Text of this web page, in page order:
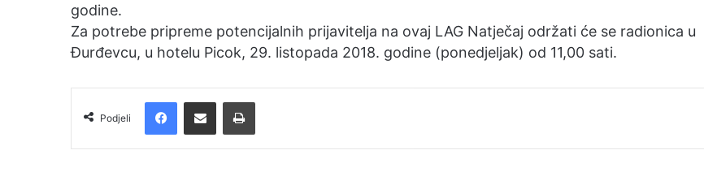
godine.
Za potrebe pripreme potencijalnih prijavitelja na ovaj LAG Natječaj održati će se radionica u
Đurđevcu, u hotelu Picok, 29. listopada 2018. godine (ponedjeljak) od 11,00 sati.
Podjeli